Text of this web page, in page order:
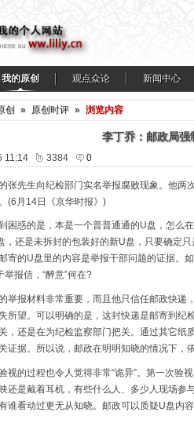
我的原创 观点众论 新闻中心
创 » 原创时评 » 浏览内容
李丁乔：邮政局强
11:14 3384 0
张先生向纪检部门实名举报腐败现象。他两
(6月14日《京华时报》)
困惑的是，本是一个普普通通的U盘，怎么
，还是未拆封的包装好的新U盘，只要确定
寄的U盘里的内容是举报干部问题的证据。
举报信，“醉意”何在?
举报材料非常重要，而且他只信任邮政快
所望。可以明确的是，这封快递是邮寄到
，还是在为纪检监察部门把关。通过其它
证据。所以说，邮政在明明知晓的情况下，
视的过程也令人觉得非常“诡异”。第一次验
还是戴着耳机，有些什么人、多少人现场
谁看动过更无从知晓。邮政可以质疑U盘内